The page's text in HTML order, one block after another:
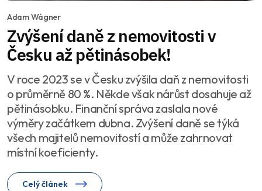
Adam Wágner
Zvýšení daně z nemovitosti v
Česku až pětinásobek!
V roce 2023 se v Česku zvýšila daň z nemovitosti
o průměrně 80 %. Někde však nárůst dosahuje až
pětinásobku. Finanční správa zaslala nové
výměry začátkem dubna. Zvýšení daně se týká
všech majitelů nemovitostí a může zahrnovat
místní koeficienty.
Celý článek